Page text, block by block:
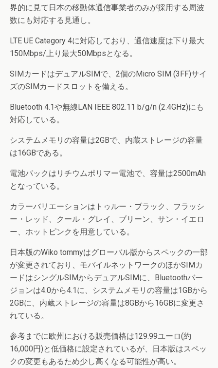
界的に見て日本の移動体通信事業者のみが採用する周波
数にも対応する見通し。
LTE UE Category 4に対応しており、通信速度は下り最大
150Mbps/上り最大50Mbpsとなる。
SIMカードはデュアルSIMで、2個のMicro SIM (3FF)サイ
ズのSIMカードスロットを備える。
Bluetooth 4.1や無線LAN IEEE 802.11 b/g/n (2.4GHz)にも
対応している。
システムメモリの容量は2GBで、内蔵ストレージの容量
は16GBである。
電池パックはリチウムポリマー電池で、容量は2500mAh
となっている。
カラーバリエーションはトゥルー・ブラック、フラッシ
ー・レッド、クール・グレイ、ブリーン、サン・イエロ
ー、ホットピンクを用意している。
日本版のWiko tommyはグローバル版からスペックの一部
が変更されており、モバイルネットワークのほかSIMカ
ードはシングルSIMからデュアルSIMに、Bluetoothバー
ジョンは4.0から4.1に、システムメモリの容量は1GBから
2GBに、内蔵ストレージの容量は8GBから16GBに変更さ
れている。
参考までに欧州における販売価格は129.99ユーロ(約
16,000円)と低価格に設定されているが、日本版はスペッ
クの変更もあるため少し高くなる可能性が高い。